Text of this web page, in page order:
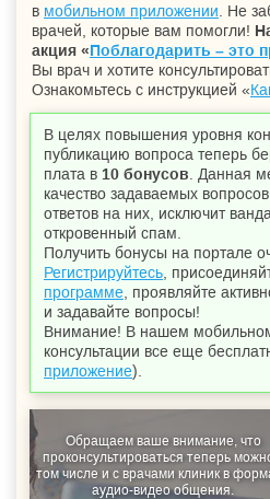
в мобильном приложении . Не
врачей, которые вам помогли!
акция «Поблагодарить – это
Вы врач и хотите
Ознакомьтесь с инструкцией «
В целях повышения уровня
публикацию вопроса теперь
плата в 10 бонусов . Данная
качество задаваемых вопросов
ответов на них, исключит
откровенный спам.
Получить бонусы на портале
Регистрируйтесь ,
программе , проявляйте
и задавайте вопросы!
Внимание! В нашем
консультации все еще
приложение).
Обращаем ваше внимание, что
проконсультироваться теперь
том числе и с врачами клиник в
аудио-видео общения.